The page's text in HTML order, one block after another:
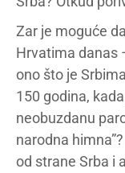
Zar je moguće
Hrvatima danas
ono što je
150 godina,
neobuzdanu
narodna
od strane Srba i